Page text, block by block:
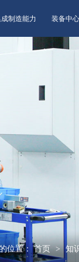
制造能力 装备中心
位置： 首页 > 知